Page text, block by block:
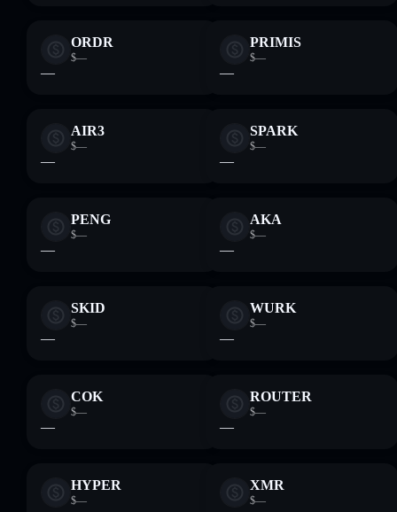
ORDR
$—
—
PRIMIS
$—
—
AIR3
$—
—
SPARK
$—
—
PENG
$—
—
AKA
$—
—
SKID
$—
—
WURK
$—
—
COK
$—
—
ROUTER
$—
—
HYPER
$—
XMR
$—